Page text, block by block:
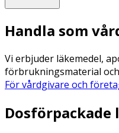
Handla som
Vi erbjuder läkemedel,
förbrukningsmaterial
För vårdgivare och
Dosförpackade